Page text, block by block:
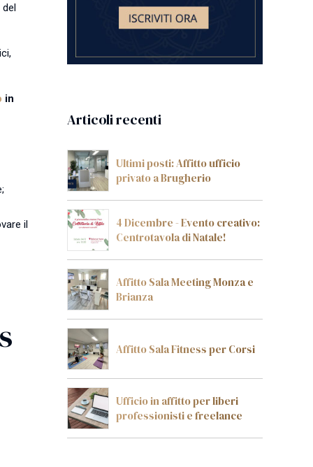
in
il
Articoli recenti
Ultimi posti: Affitto ufficio
privato a Brugherio
4 Dicembre - Evento creativo:
Centrotavola di Natale!
Affitto Sala Meeting Monza e
Brianza
Affitto Sala Fitness per Corsi
Ufficio in affitto per liberi
professionisti e freelance